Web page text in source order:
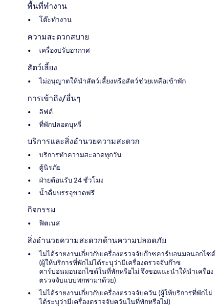
พื้นที่ทำงาน
โต๊ะทำงาน
ความสะดวกสบาย
เครื่องปรับอากาศ
สัตว์เลี้ยง
ไม่อนุญาตให้นำสัตว์เลี้ยงหรือสัตว์ช่วยเหลือเข้าพัก
การเข้าถึง/อื่นๆ
ลิฟต์
ที่พักปลอดบุหรี่
บริการและสิ่งอำนวยความสะดวก
บริการทำความสะอาดทุกวัน
ตู้นิรภัย
ฝ่ายต้อนรับ 24 ชั่วโมง
น้ำดื่มบรรจุขวดฟรี
กิจกรรม
ฟิตเนส
สิ่งอำนวยความสะดวกด้านความปลอดภัย
ไม่ได้รายงานเกี่ยวกับเครื่องตรวจจับก๊าซคาร์บอนมอนอกไซด์
(ผู้ให้บริการที่พักไม่ได้ระบุว่ามีเครื่องตรวจจับก๊าซ
คาร์บอนมอนอกไซด์ในที่พักหรือไม่ จึงขอแนะนำให้นำเครื่อง
ตรวจจับแบบพกพามาด้วย)
ไม่ได้รายงานเกี่ยวกับเครื่องตรวจจับควัน (ผู้ให้บริการที่พักไม่
ได้ระบุว่ามีเครื่องตรวจจับควันในที่พักหรือไม่)